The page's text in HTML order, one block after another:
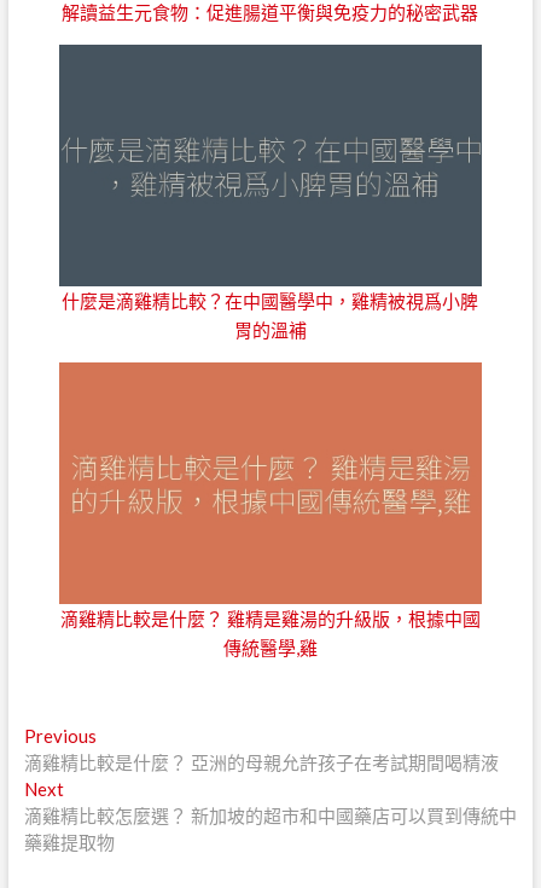
解讀益生元食物：促進腸道平衡與免疫力的秘密武器
什麼是滴雞精比較？在中國醫學中，雞精被視爲小脾
胃的溫補
滴雞精比較是什麼？ 雞精是雞湯的升級版，根據中國
傳統醫學,雞
文
章
導
覽
PreviousPrevious
post:
滴雞精比較是什麼？ 亞洲的母親允許孩子在考試期間喝精液
NextNext
post:
滴雞精比較怎麼選？ 新加坡的超市和中國藥店可以買到傳統中
藥雞提取物